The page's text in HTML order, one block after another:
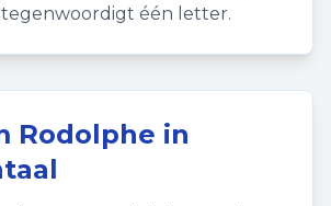
één letter.
Rodolphe in